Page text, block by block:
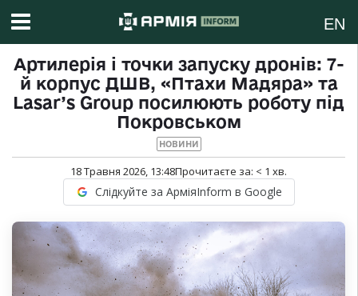
EN
Артилерія і точки запуску дронів: 7-
й корпус ДШВ, «Птахи Мадяра» та
Lasar’s Group посилюють роботу під
Покровськом
НОВИНИ
18 Травня 2026, 13:48Прочитаєте за: < 1 хв.
Слідкуйте за АрміяInform в Google